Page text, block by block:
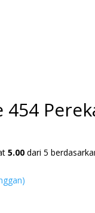
454
5.00dari 5